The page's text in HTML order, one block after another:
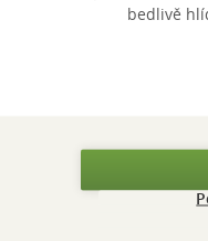
60 dní.
bedlivě